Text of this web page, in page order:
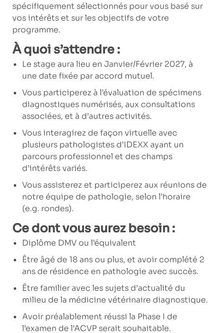
spécifiquement sélectionnés pour vous basé sur
vos intérêts et sur les objectifs de votre
programme.
À quoi s’attendre :
Le stage aura lieu en Janvier/Février 2027, à
une date fixée par accord mutuel.
Vous participerez à l’évaluation de spécimens
diagnostiques numérisés, aux consultations
associées, et à d’autres activités.
Vous interagirez de façon virtuelle avec
plusieurs pathologistes d’IDEXX ayant un
parcours professionnel et des champs
d’intérêts variés.
Vous assisterez et participerez aux réunions de
notre équipe de pathologie, selon l’horaire
(e.g. rondes).
Ce dont vous aurez besoin :
Diplôme DMV ou l’équivalent
Être âgé de 18 ans ou plus, et avoir complété 2
ans de résidence en pathologie avec succès.
Être familier avec les sujets d’actualité du
milieu de la médicine vétérinaire diagnostique.
Avoir préalablement réussi la Phase I de
l’examen de l’ACVP serait souhaitable.